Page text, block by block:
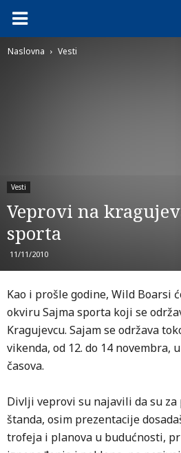
Naslovna Vesti
Vesti
Veprovi na
sporta
11/11/2010
Kao i prošle godine, Wild Boarsi
okviru Sajma sporta koji se
Kragujevcu. Sajam se održava
vikenda, od 12. do 14 novembra,
časova.
Divlji veprovi su najavili da su za
štanda, osim prezentacije
trofeja i planova u budućnosti,